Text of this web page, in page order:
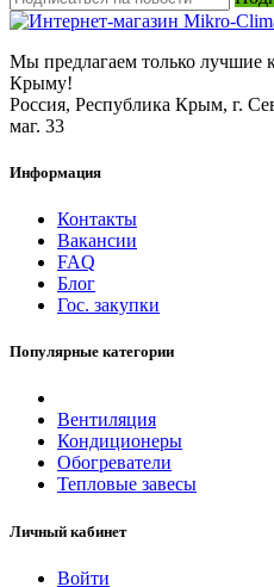
Мы предлагаем только лучшие
Крыму!
Россия, Республика Крым, г.
маг. 33
Информация
Контакты
Вакансии
FAQ
Блог
Гос. закупки
Популярные категории
Вентиляция
Кондиционеры
Обогреватели
Тепловые завесы
Личный кабинет
Войти